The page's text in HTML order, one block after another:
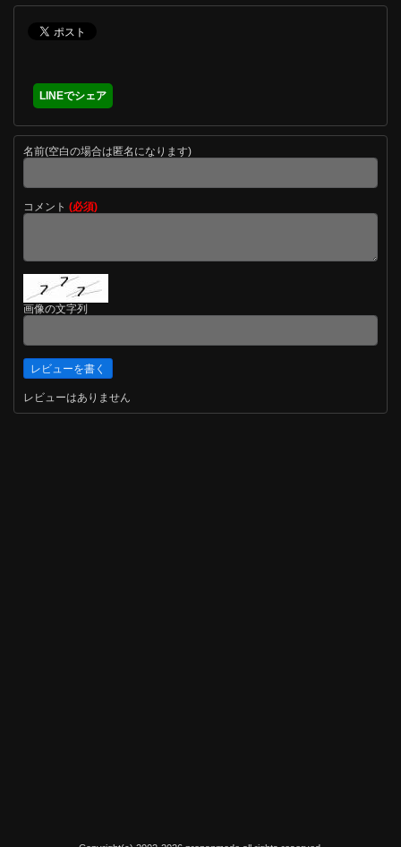
LINEでシェア
名前(空白の場合は匿名になります)
コメント (必須)
画像の文字列
レビューはありません